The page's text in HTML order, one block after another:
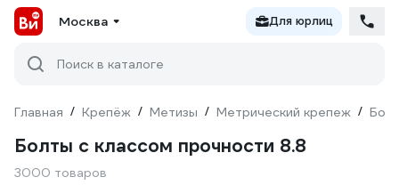
Москва Для юрлиц
Поиск в каталоге
Главная / Крепёж / Метизы / Метрический крепеж /
Болты с классом прочности 8.8
3000 товаров